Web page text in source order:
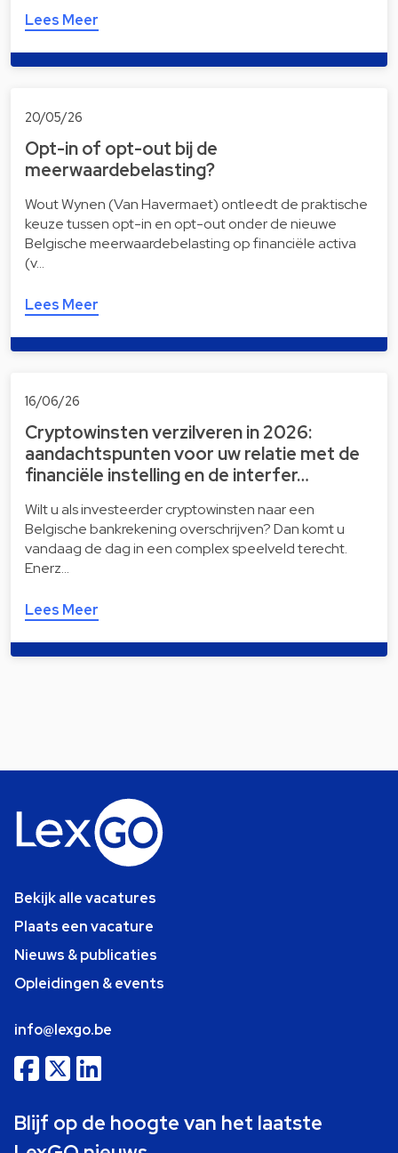
Lees Meer
20/05/26
Opt-in of opt-out bij de
meerwaardebelasting?
Wout Wynen (Van Havermaet) ontleedt de praktische
keuze tussen opt-in en opt-out onder de nieuwe
Belgische meerwaardebelasting op financiële activa
(v…
Lees Meer
16/06/26
Cryptowinsten verzilveren in 2026:
aandachtspunten voor uw relatie met de
financiële instelling en de interfer…
Wilt u als investeerder cryptowinsten naar een
Belgische bankrekening overschrijven? Dan komt u
vandaag de dag in een complex speelveld terecht.
Enerz…
Lees Meer
Bekijk alle vacatures
Plaats een vacature
Nieuws & publicaties
Opleidingen & events
info@lexgo.be
Blijf op de hoogte van het laatste